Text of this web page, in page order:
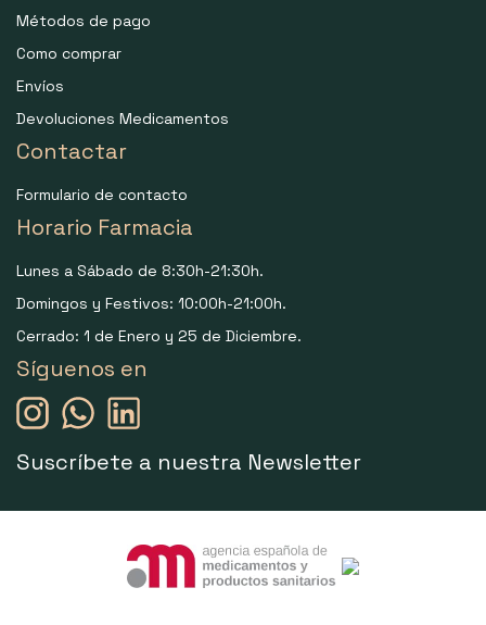
Métodos de pago
Como comprar
Envíos
Devoluciones Medicamentos
Contactar
Formulario de contacto
Horario Farmacia
Lunes a Sábado de 8:30h-21:30h.
Domingos y Festivos: 10:00h-21:00h.
Cerrado: 1 de Enero y 25 de Diciembre.
Síguenos en
Suscríbete a nuestra Newsletter